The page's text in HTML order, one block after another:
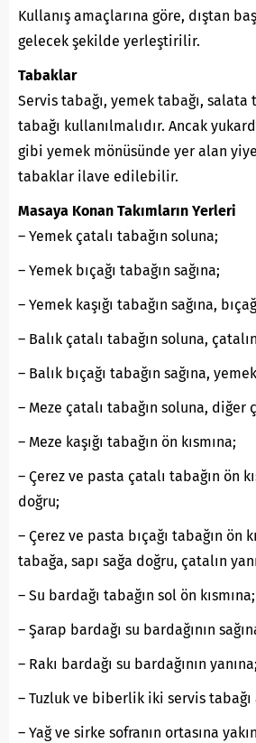
Kullanış amaçlarına göre, dıştan
gelecek şekilde yerleştirilir.
Tabaklar
Servis tabağı, yemek tabağı, salata
tabağı kullanılmalıdır. Ancak
gibi yemek mönüsünde yer alan
tabaklar ilave edilebilir.
Masaya Konan Takımların Yerleri
– Yemek çatalı tabağın soluna;
– Yemek bıçağı tabağın sağına;
– Yemek kaşığı tabağın sağına,
– Balık çatalı tabağın soluna,
– Balık bıçağı tabağın sağına,
– Meze çatalı tabağın soluna, diğer
– Meze kaşığı tabağın ön kısmına;
– Çerez ve pasta çatalı tabağın ön
doğru;
– Çerez ve pasta bıçağı tabağın ön
tabağa, sapı sağa doğru, çatalın
– Su bardağı tabağın sol ön kısmına;
– Şarap bardağı su bardağının
– Rakı bardağı su bardağının yanına;
– Tuzluk ve biberlik iki servis tabağı
– Yağ ve sirke sofranın ortasına